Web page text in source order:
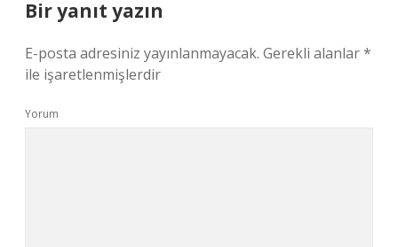
Bir yanıt yazın
E-posta adresiniz yayınlanmayacak. Gerekli alanlar*
ile işaretlenmişlerdir
Yorum